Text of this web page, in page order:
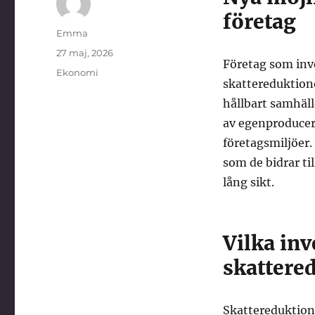
företag
Företag som
hållbart
av
företagsmiljöer.
som de bidrar
lång sikt.
Vilka
Författare
Emma
Publicerat
den
27 maj, 2026
Kategorier
Ekonomi